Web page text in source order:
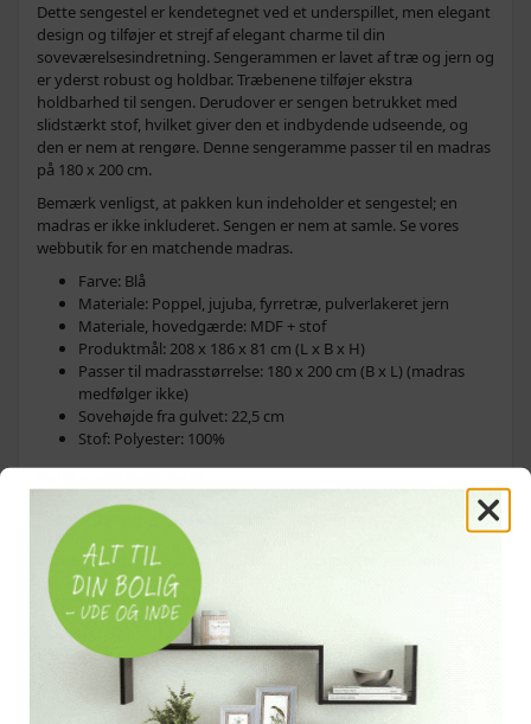
Dette sengestel er kendetegnet ved et underspillet, men elegant
design og tilføjer et strejf af elegant charme til din
soveværelsesindretning. Sengerammen er lavet af træ og jern og
er yderst robust og holdbar. Træbenene tilføjer ekstra
holdbarhed til sengen. Derudover er sengen betrukket med
slidstærkt stof, hvilket giver den et indbydende udseende, og
den er nem at rengøre. Denne sengeramme passer til en madras
på 180 x 200 cm.
Bemærk venligst, at pakken kun indeholder et sengestel; en
madras er ikke inkluderet. Sengen er nem at samle. Se vores
webbutik for en matchende madras.
Farve: Blå
Materiale: Poppel, jujuba, fyrretræ, pulverlakeret jern
Materiale, hovedgærde: MDF + stof
Produktmål: 208 x 186 x 81 cm (L x B x H)
Passer til madrasstørrelse: 180 x 200 cm (B x L) (madras
medfølger ikke)
Sovehøjde fra gulvet: 22,5 cm
Stof: Polyester: 100%
enkeltseng
enkeltsenge
sengerammer
sengestel
soveværelsesmøbler
OFTE KØBT SAMMEN MED